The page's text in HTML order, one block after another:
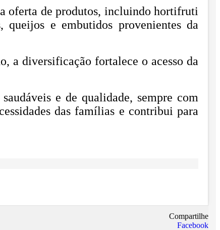
oferta de produtos, incluindo hortifruti
queijos e embutidos provenientes da
a diversificação fortalece o acesso da
e de qualidade, sempre com
das famílias e contribui para
Compartilhe
Facebook